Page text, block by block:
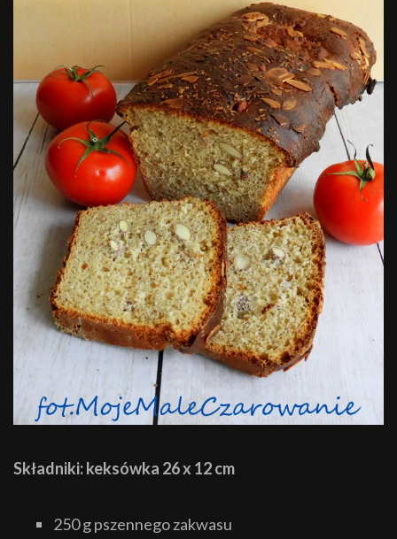
Składniki: keksówka 26 x 12 cm
250 g pszennego zakwasu